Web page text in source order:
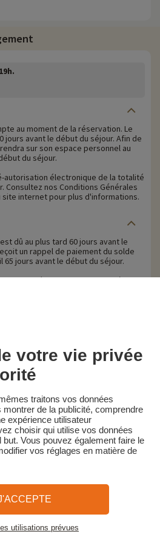
au moment de la réservation. Le
jours avant le début du séjour. Afin de
sur son espace personnel au
du séjour.
autorisation électronique de la totalité
Consultez nos Conditions Générales
internet pour plus d'informations.
dû au plus tard 60 jours avant le
un rappel de paiement du solde
65 jours avant le début du séjour.
calculées sur la base du barème
avant la date de début du séjour :
avant la date de début du séjour :
souscrire l'assurance annulation de
Souscrivez au moment de la
suivant votre réservation par
aide VACAF, en cas d’annulation,
pénalités d’annulation ci-dessus
montant séjour.
de Confidentialité
Plan du site
votre vie privée
traitons vos données
de la publicité, comprendre
expérience utilisateur
choisir qui utilise vos données
Vous pouvez également faire le
vos réglages en matière de
utilisations prévues